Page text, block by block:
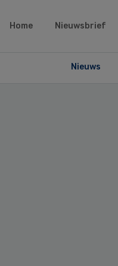
Home Nieuwsbrief
Nieuws